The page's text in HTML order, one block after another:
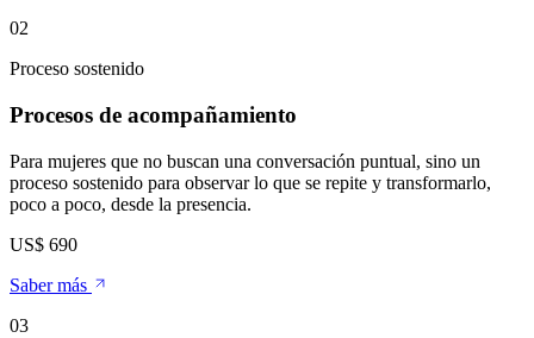
02
Proceso sostenido
Procesos de acompañamiento
Para mujeres que no buscan una conversación puntual, sino un
proceso sostenido para observar lo que se repite y transformarlo,
poco a poco, desde la presencia.
US$ 690
Saber más
03